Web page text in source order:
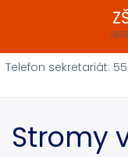
obsahu
Telefon sekretariát:
Stromy